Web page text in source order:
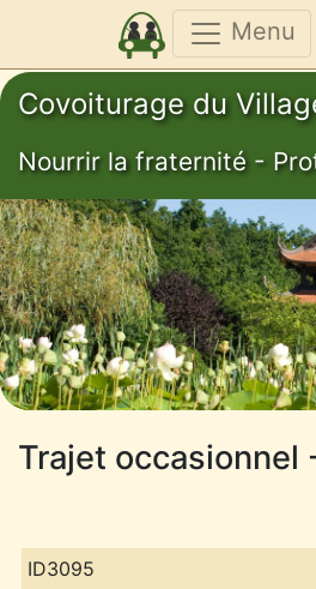
Menu
Covoiturage du
Nourrir la fraternité -
Trajet occasionnel
ID3095